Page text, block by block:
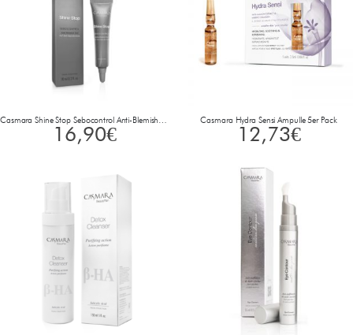
Casmara Shine Stop Sebocontrol Anti-Blemish Gel 10 ml
16,90€
Casmara Hydra Sensi Ampulle 5er Pack
12,73€